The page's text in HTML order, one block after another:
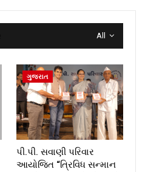
All
ગુજરાત
પી.પી. સવાણી પરિવાર
આયોજિત “ત્રિવિધ સન્માન